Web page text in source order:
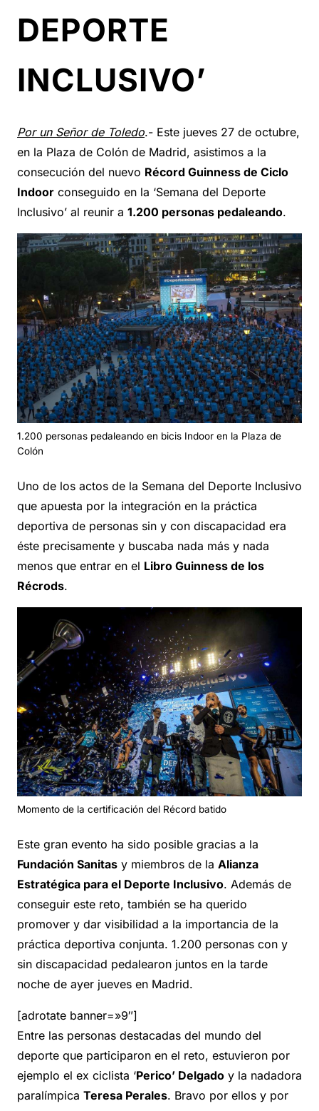
DEPORTE
INCLUSIVO’
Por un Señor de Toledo.- Este jueves 27 de octubre,
en la Plaza de Colón de Madrid, asistimos a la
consecución del nuevo Récord Guinness de Ciclo
Indoor conseguido en la ‘Semana del Deporte
Inclusivo’ al reunir a 1.200 personas pedaleando.
1.200 personas pedaleando en bicis Indoor en la Plaza de
Colón
Uno de los actos de la Semana del Deporte Inclusivo
que apuesta por la integración en la práctica
deportiva de personas sin y con discapacidad era
éste precisamente y buscaba nada más y nada
menos que entrar en el Libro Guinness de los
Récrods.
Momento de la certificación del Récord batido
Este gran evento ha sido posible gracias a la
Fundación Sanitas y miembros de la Alianza
Estratégica para el Deporte Inclusivo. Además de
conseguir este reto, también se ha querido
promover y dar visibilidad a la importancia de la
práctica deportiva conjunta. 1.200 personas con y
sin discapacidad pedalearon juntos en la tarde
noche de ayer jueves en Madrid.
[adrotate banner=»9″]
Entre las personas destacadas del mundo del
deporte que participaron en el reto, estuvieron por
ejemplo el ex ciclista ‘Perico’ Delgado y la nadadora
paralímpica Teresa Perales. Bravo por ellos y por